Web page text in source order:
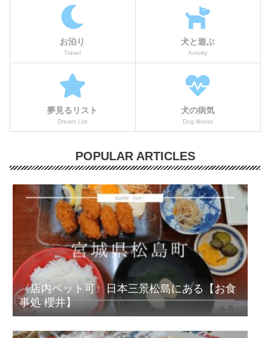
お泊り
Travel
犬と遊ぶ
Activity
夢見るリスト
Dream List
犬の病気
Dog illness
POPULAR ARTICLES
〈店内ペット可〉日本三景松島にある【お食
事処 櫻井】